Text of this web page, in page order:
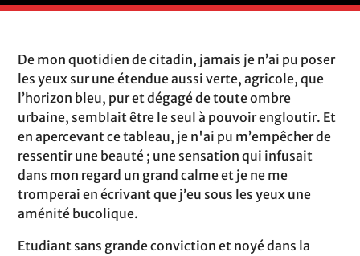
De mon quotidien de citadin, jamais je n’ai pu poser
les yeux sur une étendue aussi verte, agricole, que
l’horizon bleu, pur et dégagé de toute ombre
urbaine, semblait être le seul à pouvoir engloutir. Et
en apercevant ce tableau, je n'ai pu m’empêcher de
ressentir une beauté ; une sensation qui infusait
dans mon regard un grand calme et je ne me
tromperai en écrivant que j’eu sous les yeux une
aménité bucolique.
Etudiant sans grande conviction et noyé dans la